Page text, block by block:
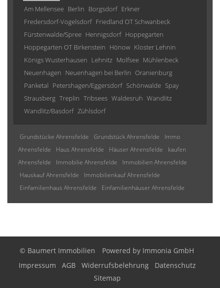
Am Mellensee Berlin Borgsdorf Erkner
Fredersdorf-Vogelsdorf Friedland OT Schwanbeck
Fürstenwalde/Spree Hennigsdorf Hoppegarten
Hoppegarten OT Birkenstein Hönow Kloster Lehnin
Königs Wusterhausen Lehnitz Molfsee Mühlenbeck
Neuenhagen Neuenhagen bei Berlin Oranienburg
Panketal Petershagen/Eggersdorf Schönwalde Spay
Strausberg Treplin Tribsees Waldesruh Wandlitz
Wandlitz/Basdorf Zühlsdorf
Grundstücke Ahrensfelde Grundstück Ahrensfelde
Immo
Ahrensfelde
Haus Ahrensfelde Häuser Ahrensfelde
kaufen
Ahrensfelde
Immobilie Ahrensfelde
Immobilien Ahrensfelde
Hauskauf Ahrensfelde
Immobilienkauf Ahrensfelde
Einfamilienhaus Ahrensfelde
Einfamilienhäuser Ahrensfelde
© Baumert Immobilien Powered by Immonia GmbH
Impressum
AGB Widerrufsbelehrung
Datenschutz
Sitemap